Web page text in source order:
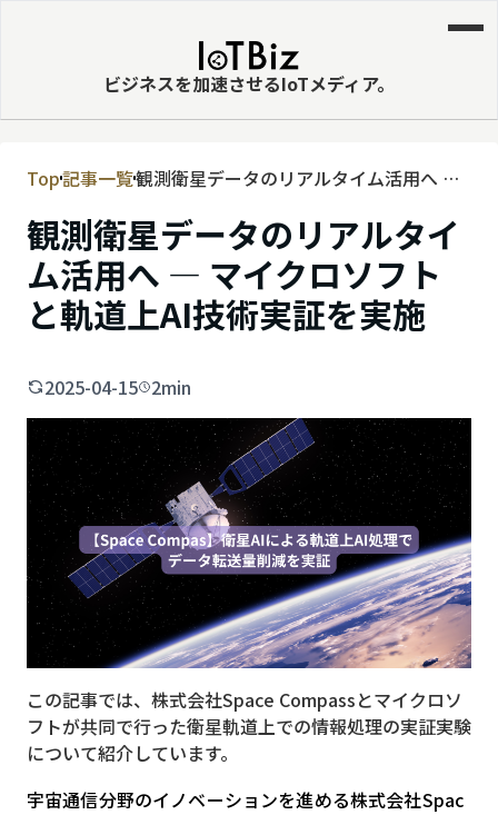
ビジネスを加速させるIoTメディア。
MVNE
エッジ
LPWA
DaaS
PaaS
ビッグデータ
MNO
MVNO
スマート漁業
PR
5G
クラウド
M2M
VPN
Top記事一覧観測衛星データのリアルタイム活用へ ―
施
観測衛星データのリアルタイ
ム活用へ ― マイクロソフト
と軌道上AI技術実証を実施
2025-04-15 2min
この記事では、株式会社Space Compassとマイクロソ
フトが共同で行った衛星軌道上での情報処理の実証実験
について紹介しています。
宇宙通信分野のイノベーションを進める株式会社Spac